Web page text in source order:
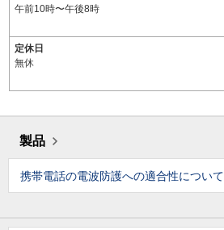
午前10時〜午後8時
定休日
無休
製品
携帯電話の電波防護への適合性について